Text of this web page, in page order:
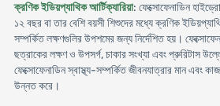
ক্রণিক ইডিয়প্যাথিক আর্টিক্যারিয়া: ফেক্সোফেনাডিন
১২ বছর বা তার বেশি বয়সী শিশুদের মধ্যে ক্রণিক
সম্পর্কিত লক্ষণগুলির উপশমের জন্য নির্দেশিত হয়।
ছত্রাকের লক্ষণ ও উপসর্গ, চাকার সংখ্যা এবং প্রুরিটাস
ফেক্সোফেনাডিন স্বাস্থ্য-সম্পর্কিত জীবনযাত্রার মান এবং
উন্নত করে।